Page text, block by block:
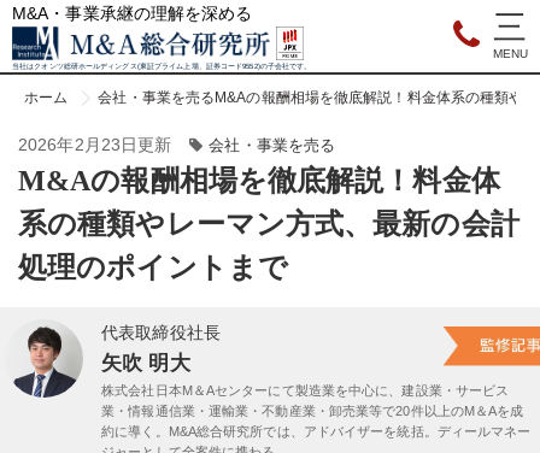
M&A・事業承継の理解を深める
当社はクオンツ総研ホールディングス(東証プライム上場、証券コード9552)の子会社です。
ホーム 会社・事業を売る M&Aの報酬相場を徹底解説！料金体系の種類や
2026年2月23日更新 会社・事業を売る
M&Aの報酬相場を徹底解説！料金体
系の種類やレーマン方式、最新の会計
処理のポイントまで
代表取締役社長
矢吹 明大
株式会社日本M＆Aセンターにて製造業を中心に、建設業・サービス
業・情報通信業・運輸業・不動産業・卸売業等で20件以上のM＆Aを成
約に導く。M&A総合研究所では、アドバイザーを統括。ディールマネー